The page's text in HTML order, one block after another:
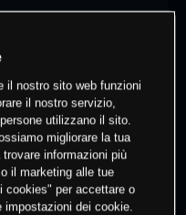
il nostro sito web funzioni
il nostro servizio,
utilizzano il sito.
migliorare la tua
informazioni più
il marketing alle tue
cookies" per accettare o
dei cookie.